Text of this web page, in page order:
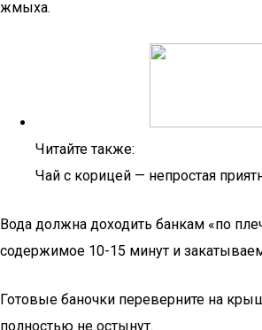
жмыха.
Читайте также:
Чай с корицей — непростая
Вода должна доходить банкам «по
содержимое 10-15 минут и
Готовые баночки переверните на
полностью не остынут.